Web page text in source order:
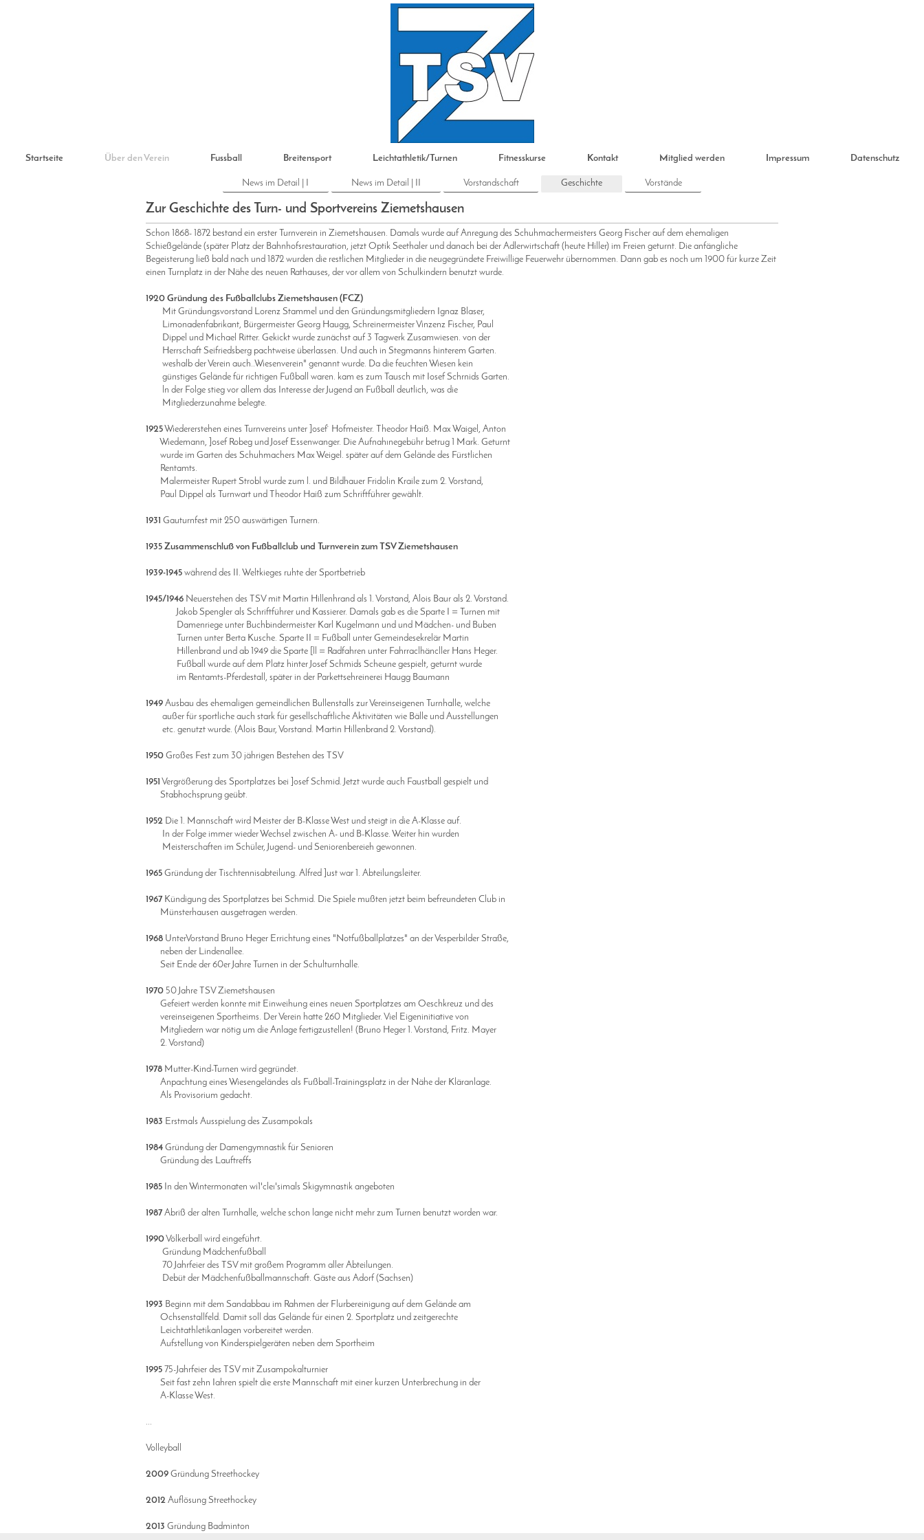
Startseite Über den Verein Fussball Breitensport Leichtathletik/Turnen Fitnesskurse Kontakt Mitglied werden Impressum Datenschutz
News im Detail | I News im Detail | II Vorstandschaft Geschichte Vorstände
Zur Geschichte des Turn- und Sportvereins Ziemetshausen
Schon 1868- 1872 bestand ein erster Turnverein in Ziemetshausen. Damals wurde auf Anregung des Schuhmachermeisters Georg Fischer auf dem ehemaligen
Schießgelände (später Platz der Bahnhofsrestauration, jetzt Optik Seethaler und danach bei der Adlerwirtschaft (heute Hiller) im Freien geturnt. Die anfängliche
Begeisterung ließ bald nach und 1872 wurden die restlichen Mitglieder in die neugegründete Freiwillige Feuerwehr übernommen. Dann gab es noch um 1900 für kurze Zeit
einen Turnplatz in der Nähe des neuen Rathauses, der vor allem von Schulkindern benutzt wurde.
1920 Gründung des Fußballclubs Ziemetshausen (FCZ)
Mit Gründungsvorstand Lorenz Stammel und den Gründungsmitgliedern Ignaz Blaser,
Limonadenfabrikant, Bürgermeister Georg Haugg, Schreinermeister Vinzenz Fischer, Paul
Dippel und Michael Ritter. Gekickt wurde zunächst auf 3 Tagwerk Zusamwiesen. von der
Herrschaft Seifriedsberg pachtweise überlassen. Und auch in Stegmanns hinterem Garten.
weshalb der Verein auch..Wiesenverein" genannt wurde. Da die feuchten Wiesen kein
günstiges Gelände für richtigen Fußball waren. kam es zum Tausch mit Iosef Schrnids Garten.
ln der Folge stieg vor allem das Interesse der Jugend an Fußball deutlich, was die
Mitgliederzunahme belegte.
1925Wiedererstehen eines Turnvereins unter ]osef` Hofmeister. Theodor Haiß. Max Waigel, Anton
Wiedemann, ]osef Robeg und Josef Essenwanger. Die Aufnahınegebühr betrug 1 Mark. Geturnt
wurde im Garten des Schuhmachers Max Weigel. später auf dem Gelände des Fürstlichen
Rentamts.
Malermeister Rupert Strobl wurde zum l. und Bildhauer Fridolin Kraile zum 2. Vorstand,
Paul Dippel als Turnwart und Theodor Haiß zum Schriftführer gewählt.
1931 Gauturnfest mit 250 auswärtigen Turnern.
1935 Zusammenschluß von Fußballclub und Turnverein zum TSV Ziemetshausen
1939-1945 während des II. Weltkieges ruhte der Sportbetrieb
1945/1946 Neuerstehen des TSV mit Martin Hillenhrand als 1. Vorstand, Alois Baur als 2. Vorstand.
Jakob Spengler als Schriftführer und Kassierer. Damals gab es die Sparte I = Turnen mit
Damenriege unter Buchbindermeister Karl Kugelmann und und Mädchen- und Buben
Turnen unter Berta Kusche. Sparte II = Fußball unter Gemeindesekrelär Martin
Hillenbrand und ab 1949 die Sparte [ll = Radfahren unter Fahrraclhäncller Hans Heger.
Fußball wurde auf dem Platz hinter Josef Schmids Scheune gespielt, geturnt wurde
im Rentamts-Pferdestall, später in der Parkettsehreinerei Haugg Baumann
1949 Ausbau des ehemaligen gemeindlichen Bullenstalls zur Vereinseigenen Turnhalle, welche
außer für sportliche auch stark für gesellschaftliche Aktivitäten wie Bälle und Ausstellungen
etc. genutzt wurde. (Alois Baur, Vorstand. Martin Hillenbrand 2. Vorstand).
1950 Großes Fest zum 30 jährigen Bestehen des TSV
1951 Vergrößerung des Sportplatzes bei ]osef Schmid. Jetzt wurde auch Faustball gespielt und
Stabhochsprung geübt.
1952 Die 1. Mannschaft wird Meister der B-Klasse West und steigt in die A-Klasse auf.
In der Folge immer wieder Wechsel zwischen A- und B-Klasse. Weiter hin wurden
Meisterschaften im Schüler, Jugend- und Seniorenbereieh gewonnen.
1965 Gründung der Tischtennisabteilung. Alfred ]ust war 1. Abteilungsleiter.
1967Kündigung des Sportplatzes bei Schmid. Die Spiele mußten jetzt beim befreundeten Club in
Münsterhausen ausgetragen werden.
1968 UnterVorstand Bruno Heger Errichtung eines "Notfußballplatzes" an der Vesperbilder Straße,
neben der Lindenallee.
Seit Ende der 60er Jahre Turnen in der Schulturnhalle.
1970 50 Jahre TSV Ziemetshausen
Gefeiert werden konnte mit Einweihung eines neuen Sportplatzes am Oeschkreuz und des
vereinseigenen Sportheims. Der Verein hatte 260 Mitglieder. Viel Eigeninitiative von
Mitgliedern war nötig um die Anlage fertigzustellen! (Bruno Heger 1. Vorstand, Fritz. Mayer
2. Vorstand)
1978 Mutter-Kind-Turnen wird gegründet.
Anpachtung eines Wiesengeländes als Fußball-Trainingsplatz in der Nähe der Kläranlage.
Als Provisorium gedacht.
1983 Erstmals Ausspielung des Zusampokals
1984 Gründung der Damengymnastik für Senioren
Gründung des Lauftreffs
1985 In den Wintermonaten wi1'cleı'simals Skigymnastik angeboten
1987Abriß der alten Turnhalle, welche schon lange nicht mehr zum Turnen benutzt worden war.
1990Völkerball wird eingeführt.
Gründung Mädchenfußball
70 Jahrfeier des TSV mit großem Programm aller Abteilungen.
Debüt der Mädchenfußballmannschaft. Gäste aus Adorf (Sachsen)
1993 Beginn mit dem Sandabbau im Rahmen der Flurbereinigung auf dem Gelände am
Ochsenstallfeld. Damit soll das Gelände für einen 2. Sportplatz und zeitgerechte
Leichtathletikanlagen vorbereitet werden.
Aufstellung von Kinderspielgeräten neben dem Sportheim
1995 75-Jahrfeier des TSV mit Zusampokalturnier
Seit fast zehn Iahren spielt die erste Mannschaft mit einer kurzen Unterbrechung in der
A-Klasse West.
...
Volleyball
2009 Gründung Streethockey
2012 Auflösung Streethockey
2013 Gründung Badminton